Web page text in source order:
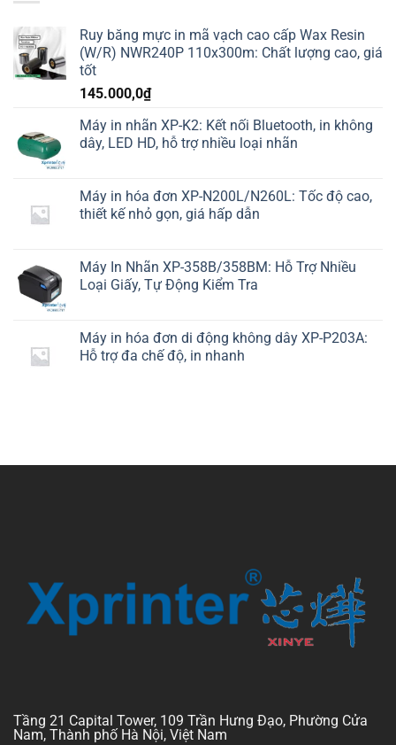
Ruy băng mực in mã vạch cao cấp Wax Resin
(W/R) NWR240P 110x300m: Chất lượng cao, giá
tốt
145.000,0₫
Máy in nhãn XP-K2: Kết nối Bluetooth, in không
dây, LED HD, hỗ trợ nhiều loại nhãn
Máy in hóa đơn XP-N200L/N260L: Tốc độ cao,
thiết kế nhỏ gọn, giá hấp dẫn
Máy In Nhãn XP-358B/358BM: Hỗ Trợ Nhiều
Loại Giấy, Tự Động Kiểm Tra
Máy in hóa đơn di động không dây XP-P203A:
Hỗ trợ đa chế độ, in nhanh
Tầng 21 Capital Tower, 109 Trần Hưng Đạo, Phường Cửa
Nam, Thành phố Hà Nội, Việt Nam